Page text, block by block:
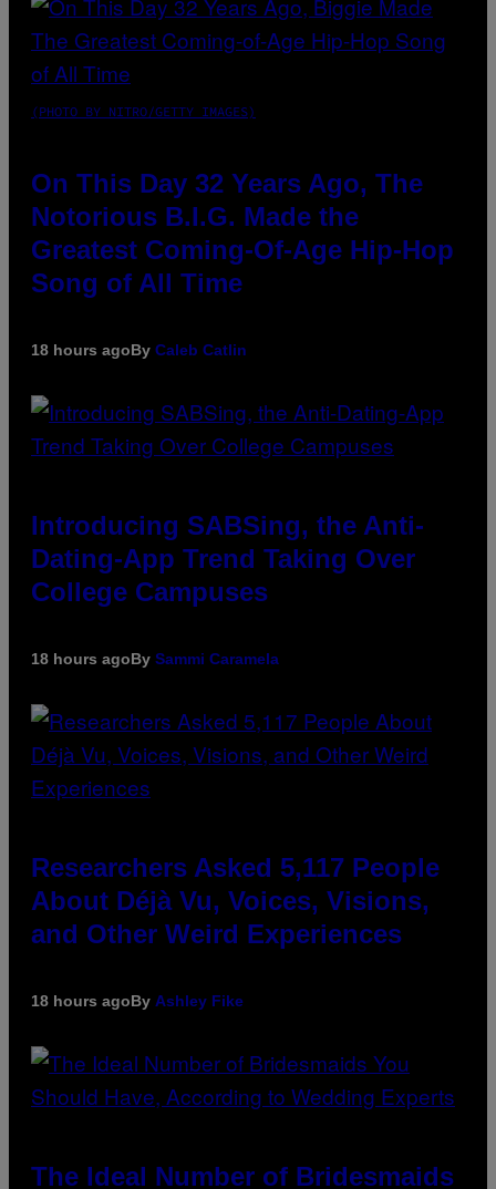
(PHOTO BY NITRO/GETTY IMAGES)
On This Day 32 Years Ago, The
Notorious B.I.G. Made the
Greatest Coming-Of-Age Hip-Hop
Song of All Time
18 hours agoBy Caleb Catlin
Introducing SABSing, the Anti-
Dating-App Trend Taking Over
College Campuses
18 hours agoBy Sammi Caramela
Researchers Asked 5,117 People
About Déjà Vu, Voices, Visions,
and Other Weird Experiences
18 hours agoBy Ashley Fike
The Ideal Number of Bridesmaids